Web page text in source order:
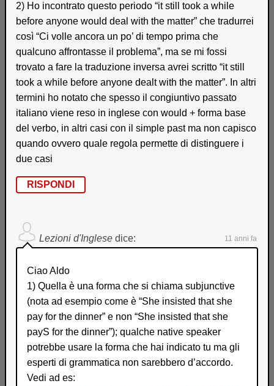
2) Ho incontrato questo periodo “it still took a while
before anyone would deal with the matter” che tradurrei
così “Ci volle ancora un po’ di tempo prima che
qualcuno affrontasse il problema”, ma se mi fossi
trovato a fare la traduzione inversa avrei scritto “it still
took a while before anyone dealt with the matter”. In altri
termini ho notato che spesso il congiuntivo passato
italiano viene reso in inglese con would + forma base
del verbo, in altri casi con il simple past ma non capisco
quando ovvero quale regola permette di distinguere i
due casi
RISPONDI
Lezioni d'Inglese dice: 11 anni fa
Ciao Aldo
1) Quella è una forma che si chiama subjunctive
(nota ad esempio come è “She insisted that she
pay for the dinner” e non “She insisted that she
payS for the dinner”); qualche native speaker
potrebbe usare la forma che hai indicato tu ma gli
esperti di grammatica non sarebbero d’accordo.
Vedi ad es: